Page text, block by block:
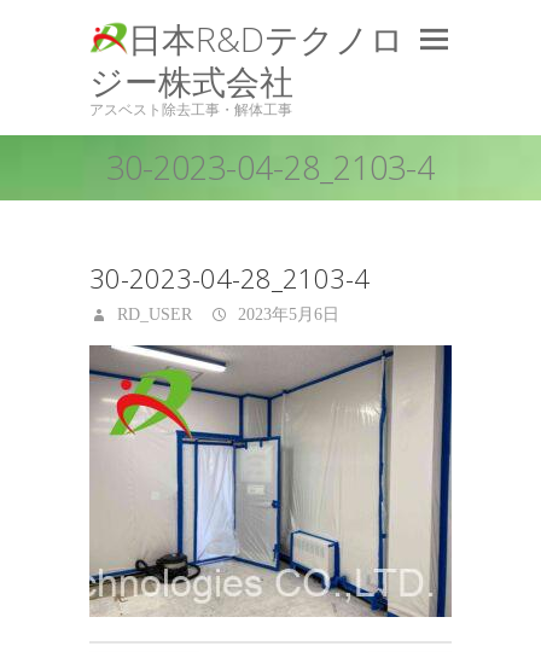
日本R&Dテクノロ
ジー株式会社
アスベスト除去工事・解体工事
30-2023-04-28_2103-4
30-2023-04-28_2103-4
RD_USER 2023年5月6日